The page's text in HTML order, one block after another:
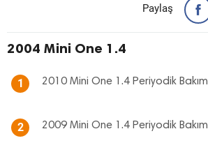
Paylaş
2004 Mini One 1.4
1 2010 Mini One 1.4 Periyodik Bakım
2 2009 Mini One 1.4 Periyodik Bakım